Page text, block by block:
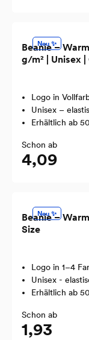
Neu ✨
Beanie –
g/m² | Unisex |
Logo in
Unisex –
Erhältlich ab
Schon ab
4,09
Neu ✨
Beanie –
Size
Logo in 1–4
Unisex -
Erhältlich ab
Schon ab
1,93